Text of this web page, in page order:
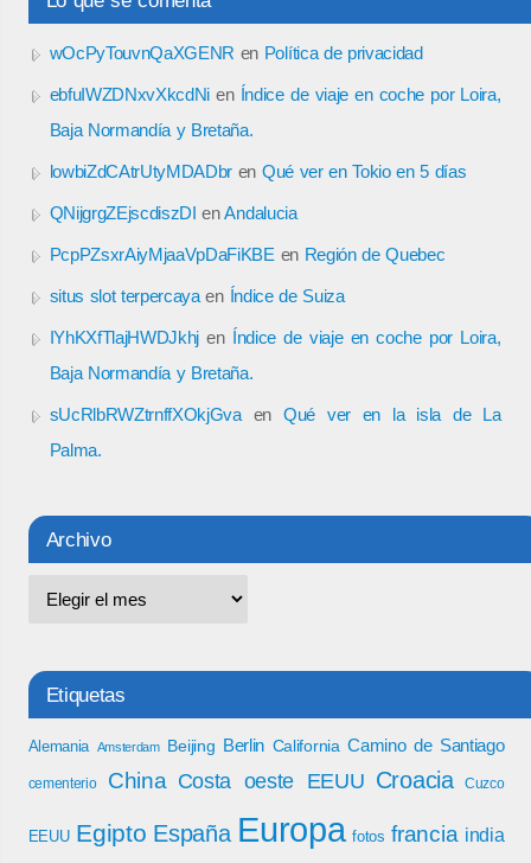
wOcPyTouvnQaXGENR en Política de privacidad
ebfuIWZDNxvXkcdNi en Índice de viaje en coche por Loira,
Baja Normandía y Bretaña.
lowbiZdCAtrUtyMDADbr en Qué ver en Tokio en 5 días
QNijgrgZEjscdiszDI enAndalucia
PcpPZsxrAiyMjaaVpDaFiKBE en Región de Quebec
situs slot terpercayaen Índice de Suiza
IYhKXfTlajHWDJkhj en Índice de viaje en coche por Loira,
Baja Normandía y Bretaña.
sUcRlbRWZtrnffXOkjGvaen Qué ver en la isla de La
Palma.
Archivo
Etiquetas
Alemania Amsterdam Beijing Berlin California Camino de Santiago
cementerio China Costa oeste EEUU Croacia Cuzco
EEUU Egipto España Europa fotos francia india